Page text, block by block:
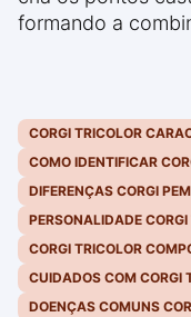
formando a
CORGI TRICOLOR
COMO IDENTIFICAR
DIFERENÇAS CORGI
PERSONALIDADE
CORGI TRICOLOR
CUIDADOS COM CORGI
DOENÇAS COMUNS